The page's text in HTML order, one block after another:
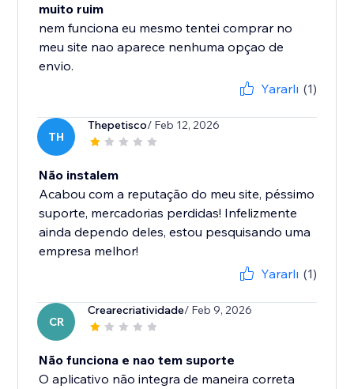
muito ruim
nem funciona eu mesmo tentei comprar no
meu site nao aparece nenhuma opçao de
envio.
Yararlı (1)
TH
Thepetisco/ Feb 12, 2026
Não instalem
Acabou com a reputação do meu site, péssimo
suporte, mercadorias perdidas! Infelizmente
ainda dependo deles, estou pesquisando uma
empresa melhor!
Yararlı (1)
CR
Crearecriatividade/ Feb 9, 2026
Não funciona e nao tem suporte
O aplicativo não integra de maneira correta